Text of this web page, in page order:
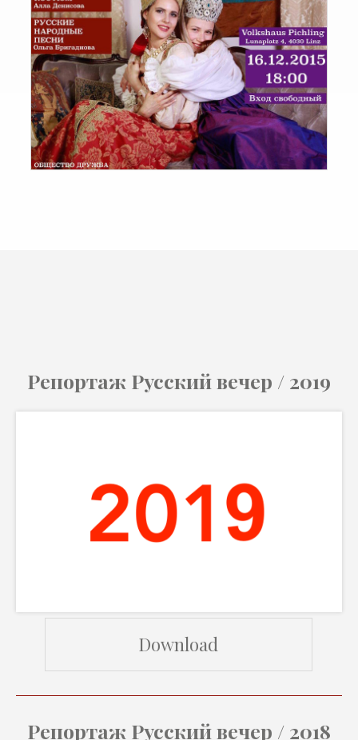
Репортаж Русский вечер / 2019
Download
Репортаж Русский вечер / 2018